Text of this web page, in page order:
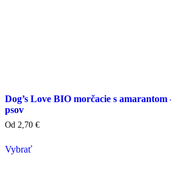
Dog’s Love BIO morčacie s
psov
Od 2,70 €
Vybrať